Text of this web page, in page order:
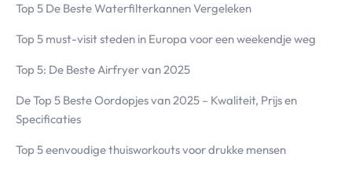
Top 5 De Beste Waterfilterkannen Vergeleken
Top 5 must-visit steden in Europa voor een weekendje weg
Top 5: De Beste Airfryer van 2025
De Top 5 Beste Oordopjes van 2025 – Kwaliteit, Prijs en
Specificaties
Top 5 eenvoudige thuisworkouts voor drukke mensen